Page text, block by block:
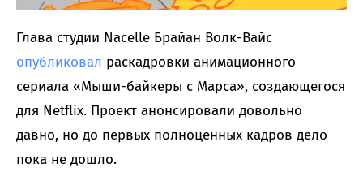
Глава студии Nacelle Брайан Волк-Вайс
опубликовал раскадровки анимационного
сериала «Мыши-байкеры с Марса», создающегося
для Netflix. Проект анонсировали довольно
давно, но до первых полноценных кадров дело
пока не дошло.